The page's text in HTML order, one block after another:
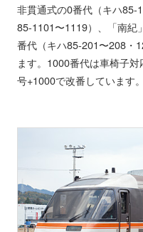
非貫通式の0番代（キハ85-
85-1101〜1119）、「南紀
番代（キハ85-201〜208・
ます。1000番代は車椅子
号+1000で改番しています。